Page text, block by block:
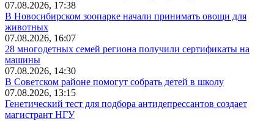
07.08.2026, 17:38
В Новосибирском зоопарке начали принимать овощи для
животных
07.08.2026, 16:07
28 многодетных семей региона получили сертификаты на
машины
07.08.2026, 14:30
В Советском районе помогут собрать детей в школу
07.08.2026, 13:15
Генетический тест для подбора антидепрессантов создает
магистрант НГУ